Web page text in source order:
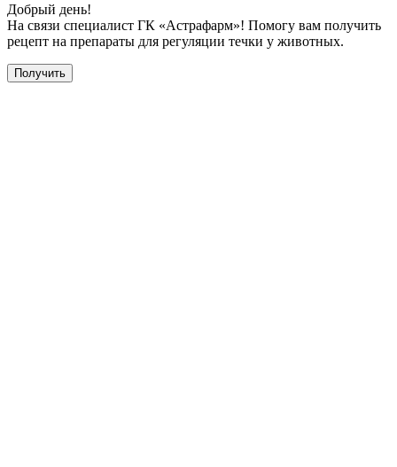
Добрый день!
На связи специалист ГК «Астрафарм»! Помогу вам получить
рецепт на препараты для регуляции течки у животных.
Получить